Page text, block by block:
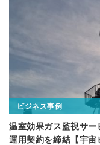
ビジネス事例
温室効果ガス監視サ
運用契約を締結【宇宙